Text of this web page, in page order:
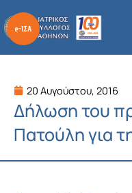
στο
περιεχόμενο
20 Αυγούστου, 2016
Δήλωση του
Πατούλη για